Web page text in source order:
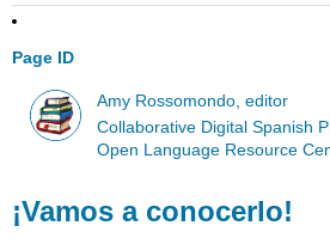
Page ID
Amy Rossomondo, editor
Collaborative Digital Spanish
Open Language Resource
¡Vamos a conocerlo!